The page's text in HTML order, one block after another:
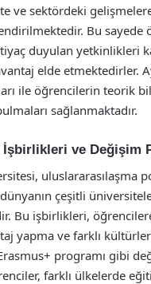
ve sektördeki
Bu sayede
duyulan yetkinlikleri
elde etmektedirler.
ile öğrencilerin teorik
sağlanmaktadır.
İşbirlikleri ve Değişim
uluslararasılaşma
çeşitli
Bu işbirlikleri,
yapma ve farklı
programı gibi
farklı ülkelerde